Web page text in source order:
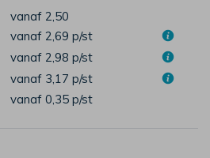
vanaf 2,50
vanaf 2,69 p/st
vanaf 2,98 p/st
vanaf 3,17 p/st
vanaf 0,35 p/st